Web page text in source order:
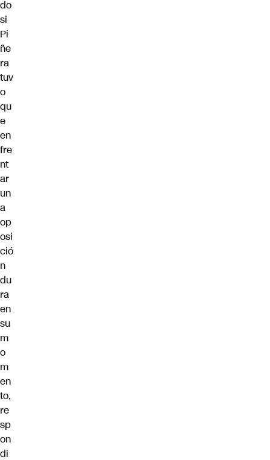
do
si
Pi
ñe
ra
tuv
o
qu
e
en
fre
nt
ar
un
a
op
osi
ció
n
du
ra
en
su
m
o
m
en
to,
re
sp
on
di